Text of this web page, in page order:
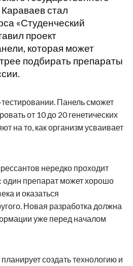
стал
«Студенческий
проект
которая может
подбирать препараты
Панель сможет
от 10 до 20 генетических
на то, как организм усваивает
нередко проходит
препарат может хорошо
и оказаться
Новая разработка должна
уже перед началом
создать технологию и